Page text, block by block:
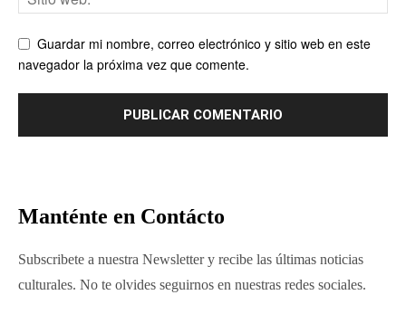
Guardar mi nombre, correo electrónico y sitio web en este
navegador la próxima vez que comente.
Manténte en Contácto
Subscribete a nuestra Newsletter y recibe las últimas noticias
culturales. No te olvides seguirnos en nuestras redes sociales.